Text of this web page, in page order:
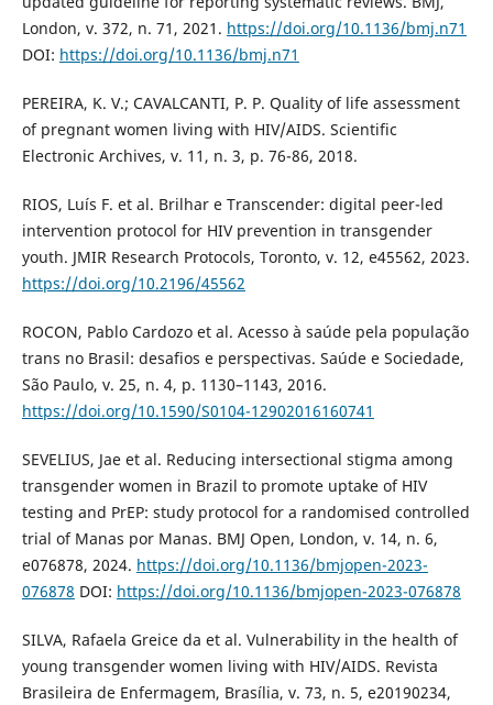
London, v. 372, n. 71, 2021. https://doi.org/10.1136/bmj.n71
DOI: https://doi.org/10.1136/bmj.n71
PEREIRA, K. V.; CAVALCANTI, P. P. Quality of life assessment
of pregnant women living with HIV/AIDS. Scientific
Electronic Archives, v. 11, n. 3, p. 76-86, 2018.
RIOS, Luís F. et al. Brilhar e Transcender: digital peer-led
intervention protocol for HIV prevention in transgender
youth. JMIR Research Protocols, Toronto, v. 12, e45562, 2023.
https://doi.org/10.2196/45562
ROCON, Pablo Cardozo et al. Acesso à saúde pela população
trans no Brasil: desafios e perspectivas. Saúde e Sociedade,
São Paulo, v. 25, n. 4, p. 1130–1143, 2016.
https://doi.org/10.1590/S0104-12902016160741
SEVELIUS, Jae et al. Reducing intersectional stigma among
transgender women in Brazil to promote uptake of HIV
testing and PrEP: study protocol for a randomised controlled
trial of Manas por Manas. BMJ Open, London, v. 14, n. 6,
e076878, 2024. https://doi.org/10.1136/bmjopen-2023-
076878 DOI: https://doi.org/10.1136/bmjopen-2023-076878
SILVA, Rafaela Greice da et al. Vulnerability in the health of
young transgender women living with HIV/AIDS. Revista
Brasileira de Enfermagem, Brasília, v. 73, n. 5, e20190234,